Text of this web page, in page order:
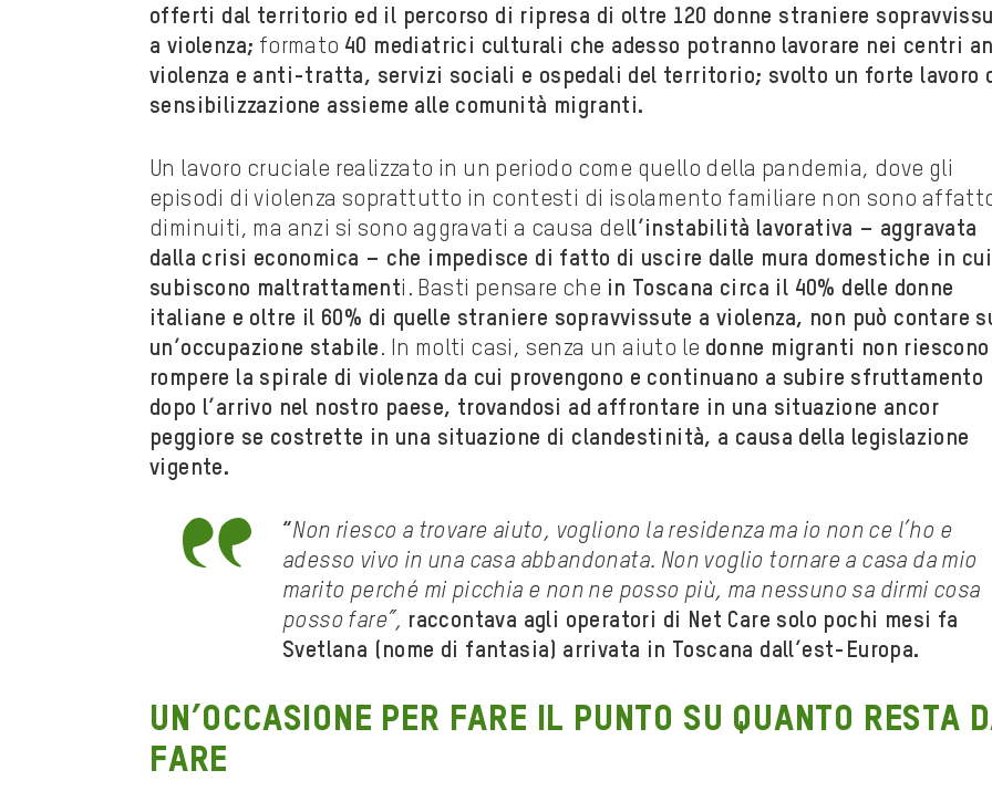
offerti dal territorio ed il percorso di ripresa di oltre 120 donne straniere
a violenza; formato 40 mediatrici culturali che adesso potranno lavorare nei centri
violenza e anti-tratta, servizi sociali e ospedali del territorio; svolto un forte lavoro
sensibilizzazione assieme alle comunità migranti.
Un lavoro cruciale realizzato in un periodo come quello della pandemia, dove gli
episodi di violenza soprattutto in contesti di isolamento familiare non sono
diminuiti, ma anzi si sono aggravati a causa dell’instabilità lavorativa – aggravata
dalla crisi economica – che impedisce di fatto di uscire dalle mura domestiche in
subiscono maltrattamenti. Basti pensare che in Toscana circa il 40% delle donne
italiane e oltre il 60% di quelle straniere sopravvissute a violenza, non può contare
un’occupazione stabile . In molti casi, senza un aiuto le donne migranti non
rompere la spirale di violenza da cui provengono e continuano a subire sfruttamento
dopo l’arrivo nel nostro paese, trovandosi ad affrontare in una situazione ancor
peggiore se costrette in una situazione di clandestinità, a causa della legislazione
vigente.
“Non riesco a trovare aiuto, vogliono la residenza ma io non ce l’ho e
adesso vivo in una casa abbandonata. Non voglio tornare a casa da mio
marito perché mi picchia e non ne posso più, ma nessuno sa dirmi cosa
posso fare”, raccontava agli operatori di Net Care solo pochi mesi fa
Svetlana (nome di fantasia) arrivata in Toscana dall’est-Europa.
Un’occasione per fare il punto su quanto resta
fare